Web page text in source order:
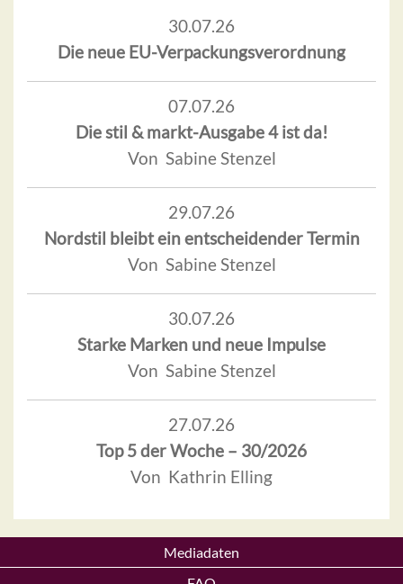
30.07.26
Die neue EU-Verpackungsverordnung
07.07.26
Die stil & markt-Ausgabe 4 ist da!
Von Sabine Stenzel
29.07.26
Nordstil bleibt ein entscheidender Termin
Von Sabine Stenzel
30.07.26
Starke Marken und neue Impulse
Von Sabine Stenzel
27.07.26
Top 5 der Woche – 30/2026
Von Kathrin Elling
Mediadaten